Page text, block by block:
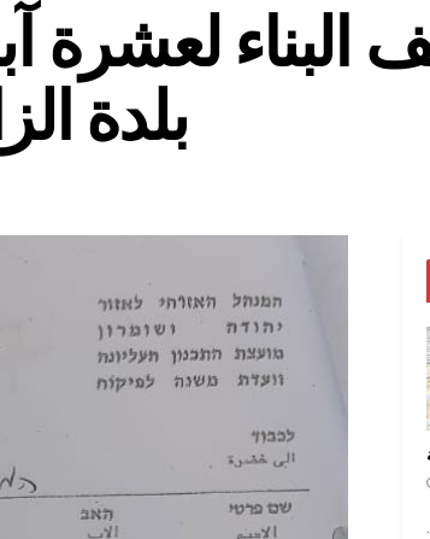
البناء لعشرة
بلدة